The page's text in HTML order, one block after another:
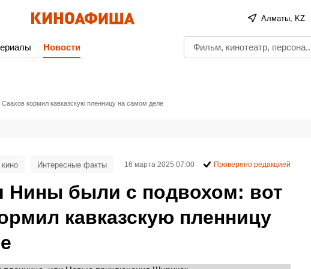
Алматы, KZ
Новости
кормил кавказскую пленницу на самом деле
Нины были с подвохом: вот
кавказскую пленницу
Интересные факты 16 марта 2025 07:00 Проверено редакцией